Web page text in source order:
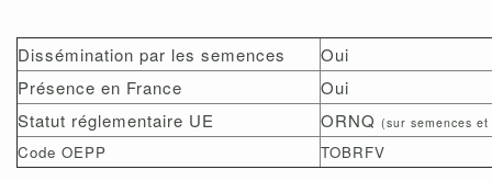
Dissémination par les semences
Oui
Présence en France
Oui
Statut réglementaire UE
ORNQ (sur semences
Code OEPP TOBRFV